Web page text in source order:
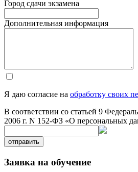
Город сдачи экзамена
Дополнительная информация
Я даю согласие на обработку своих
В соответствии со статьей 9
2006 г. N 152-ФЗ «О персональных
отправить
Заявка на обучение